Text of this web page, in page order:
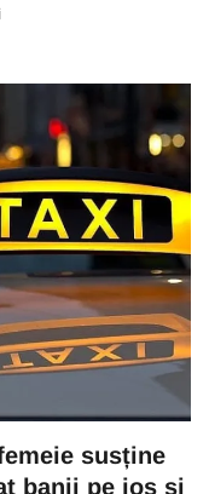
susține
banii pe jos și